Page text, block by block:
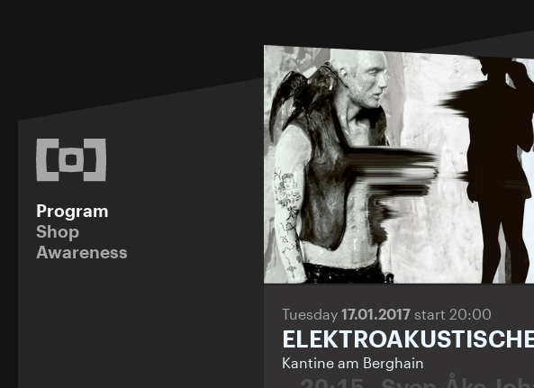
Program
Shop
Awareness
Tuesday 17.01.2017 start 20:00
Kantine am Berghain